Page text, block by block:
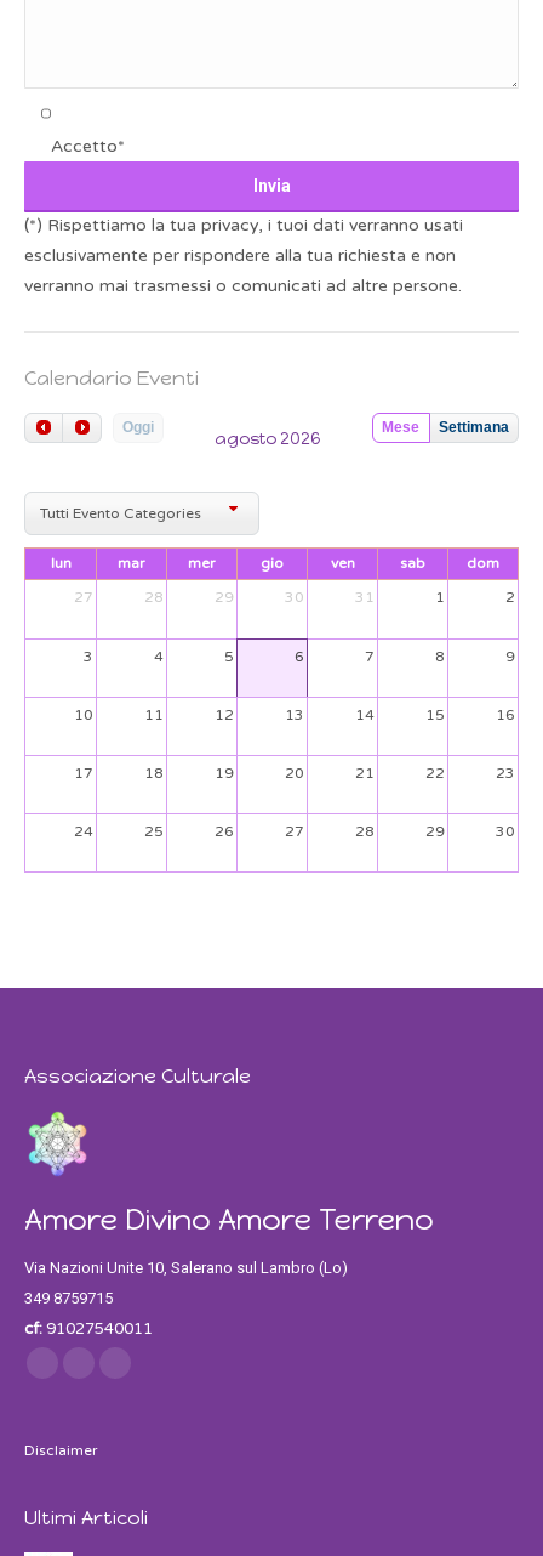
Accetto*
(*) Rispettiamo la tua privacy, i tuoi dati verranno usati
esclusivamente per rispondere alla tua richiesta e non
verranno mai trasmessi o comunicati ad altre persone.
Calendario Eventi
Oggi Mese Settimana
agosto 2026
Tutti Evento Categories
lun mar mer gio ven sab
dom
27
28 29 30 31 1 2
3 4 5 6 7 8 9
10 11 12 13 14 15 16
17 18 19 20 21 22 23
24 25 26 27 28 29 30
Associazione Culturale
Amore Divino Amore Terreno
Via Nazioni Unite 10, Salerano sul Lambro (Lo)
349 8759715
cf:91027540011
Find us on:
Facebook
TwitterInstagram
Disclaimer
Ultimi Articoli